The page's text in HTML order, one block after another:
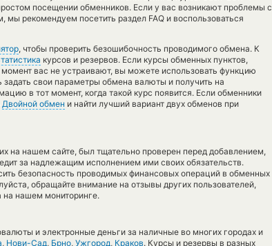
посещении обменников. Если у вас возникают проблемы с
рекомендуем посетить раздел FAQ и воспользоваться
, чтобы проверить безошибочность проводимого обмена. К
курсов и резервов. Если курсы обменных пунктов,
вас не устраивают, вы можете использовать функцию
свои параметры обмена валюты и получить на
в тот момент, когда такой курс появится. Если обменники
Двойной обмен и найти лучший вариант двух обменов при
на нашем сайте, был тщательно проверен перед добавлением,
за надлежащим исполнением ими своих обязательств.
безопасность проводимых финансовых операций в обменных
обращайте внимание на отзывы других пользователей,
на нашем мониторинге.
и электронные деньги за наличные во многих городах и
, Нови-Сад, Брно, Ужгород, Краков. Курсы и резервы в разных